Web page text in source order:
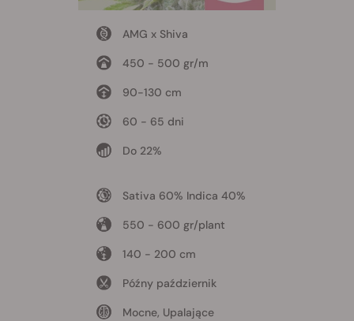
AMG x Shiva
450 - 500 gr/m
90-130 cm
60 - 65 dni
Do 22%
Sativa 60% Indica 40%
550 - 600 gr/plant
140 - 200 cm
Późny październik
Mocne, Upalające